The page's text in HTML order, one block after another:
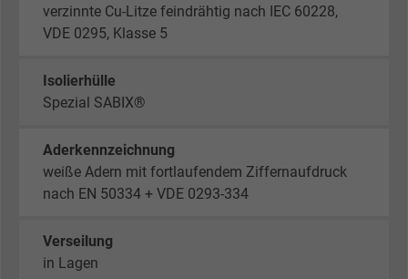
verzinnte Cu-Litze feindrähtig nach IEC 60228,
VDE 0295, Klasse 5
Isolierhülle
Spezial SABIX®
Aderkennzeichnung
weiße Adern mit fortlaufendem Ziffernaufdruck
nach EN 50334 + VDE 0293-334
Verseilung
in Lagen